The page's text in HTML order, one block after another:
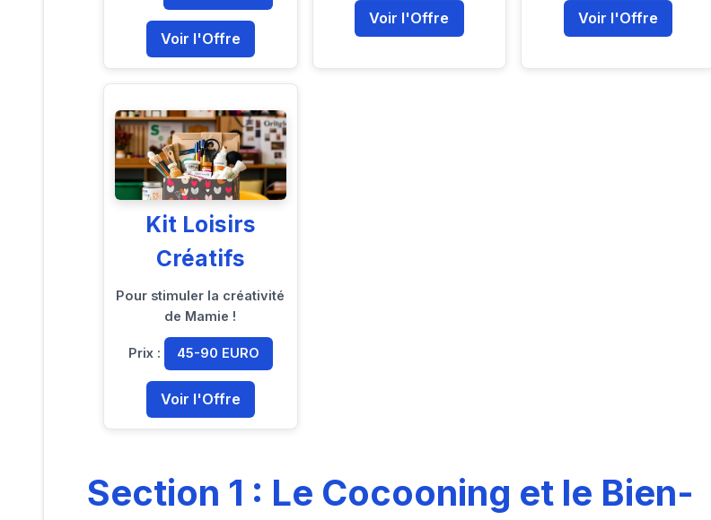
Voir l'Offre
Voir l'Offre Voir l'Offre
Kit Loisirs
Créatifs
Pour stimuler la créativité
de Mamie !
Prix : 45-90 EURO
Voir l'Offre
Section 1 : Le Cocooning et le Bien-